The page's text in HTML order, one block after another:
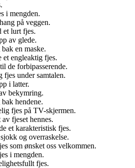
i mengden.
på veggen.
et lurt fjes.
av glede.
en maske.
et engleaktig fjes.
de forbipasserende.
fjes under samtalen.
i latter.
bekymring.
hendene.
fjes på TV-skjermen.
fjeset hennes.
et karakteristisk fjes.
og overraskelse.
som ønsket oss velkommen.
i mengden.
fjes.